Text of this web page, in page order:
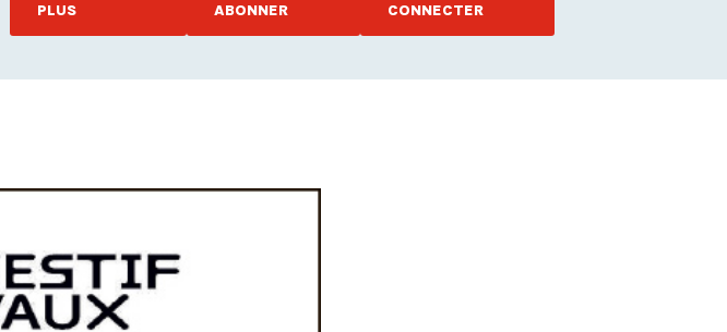
PLUS
ABONNER
CONNECTER